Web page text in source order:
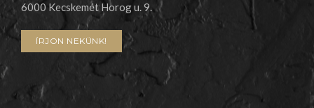
6000 Kecskemét Horog u. 9.
ÍRJON NEKÜNK!